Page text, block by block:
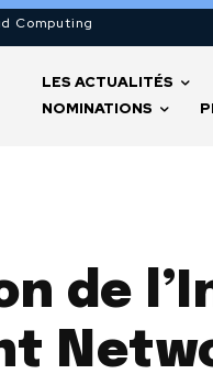
Computing
LES ACTUALITÉS
NOMINATIONS
de